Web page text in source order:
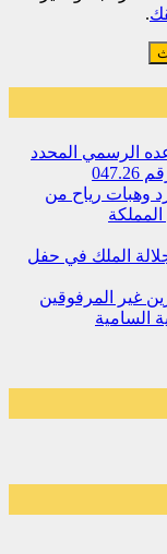
.
الرسمي المحدد
وهبات رياح من
الملك في حفل
غير المرفوقين
السامية